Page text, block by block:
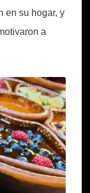
en su hogar, y
a